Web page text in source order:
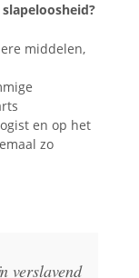
middelen,
en op het
zo
verslavend